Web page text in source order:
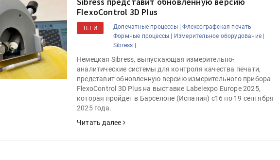
FlexoControl 3D Plus
ТЕГИ Допечатные процессы |
Флексографская печать |
Формные процессы |
Измерительное оборудование |
Sibress |
Немецкая Sibress, выпускающая измерительно-
аналитические системы для контроля качества печати,
представит обновленную версию измерительного прибора
FlexoControl 3D Plus на выставке Labelexpo Europe 2025,
которая пройдет в Барселоне (Испания) с16 по 19 сентября
2025 года.
Читать далее
анонсировала
гибридный УФ/3D-
запускает
утилизации»
HeyGears анонсировала
полноцветный гибридный УФ/3D-
принтер G1X